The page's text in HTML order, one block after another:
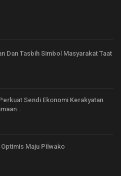
Dan Tasbih Simbol Masyarakat Taat
Sendi Ekonomi Kerakyatan
Maju Pilwako